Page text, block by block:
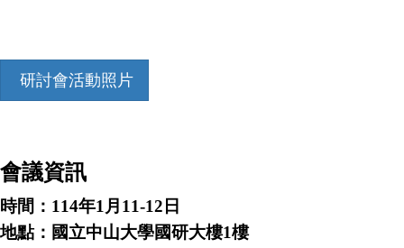
研討會活動照片
會議資訊
時間：114年1月11-12日
地點：國立中山大學國研大樓1樓